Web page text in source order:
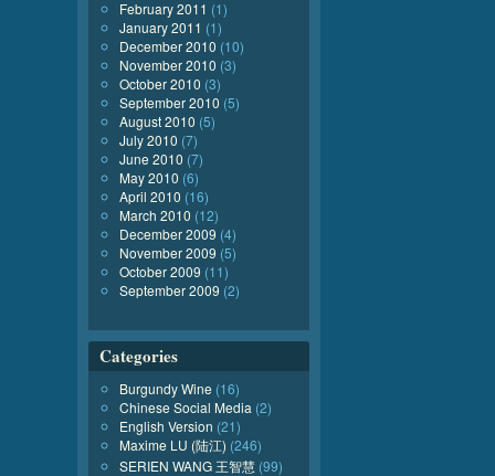
February 2011 (1)
January 2011 (1)
December 2010 (10)
November 2010 (3)
October 2010 (3)
September 2010 (5)
August 2010 (5)
July 2010 (7)
June 2010 (7)
May 2010 (6)
April 2010 (16)
March 2010 (12)
December 2009 (4)
November 2009 (5)
October 2009 (11)
September 2009 (2)
Categories
Burgundy Wine (16)
Chinese Social Media (2)
English Version (21)
Maxime LU (陆江) (246)
SERIEN WANG 王智慧 (99)